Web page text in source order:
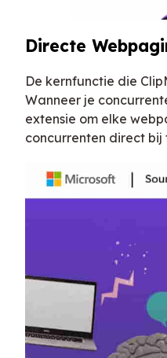
Directe
De kernfunctie die
Wanneer je
extensie om elke
concurrenten direct